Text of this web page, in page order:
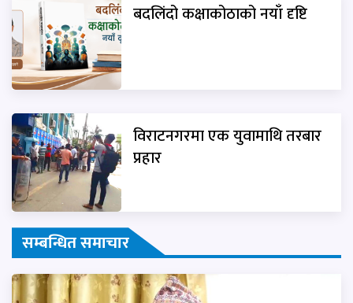
बदलिंदो कक्षाकोठाको नयाँ दृष्टि
विराटनगरमा एक युवामाथि तरबार
प्रहार
सम्बन्धित समाचार